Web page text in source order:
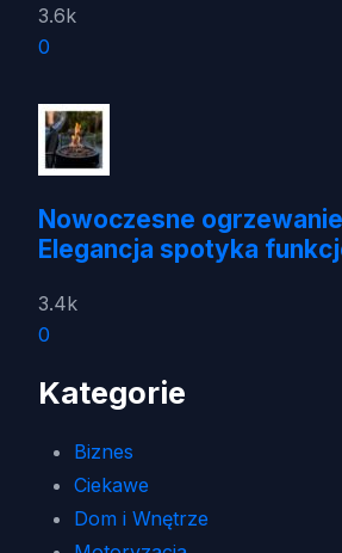
3.6k
0
Nowoczesne
Elegancja spotyka
3.4k
0
Kategorie
Biznes
Ciekawe
Dom i Wnętrze